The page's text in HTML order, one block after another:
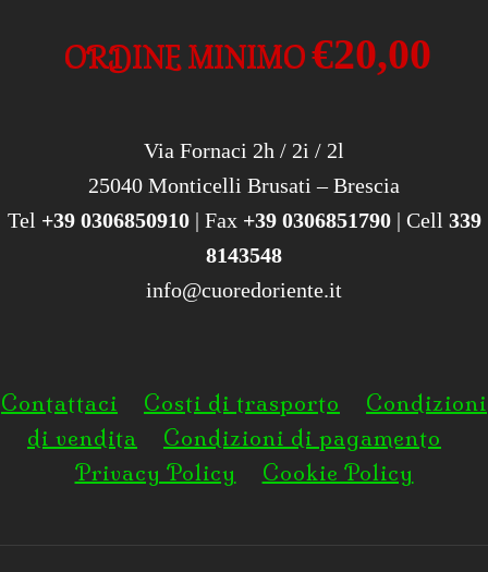
ORDINE MINIMO€20,00
Via Fornaci 2h / 2i / 2l
25040 Monticelli Brusati – Brescia
Tel +39 0306850910| Fax +39 0306851790| Cell 339
8143548
info@cuoredoriente.it
Contattaci Costi di trasporto
Condizioni
di vendita
Condizioni di pagamento
Privacy Policy
Cookie Policy